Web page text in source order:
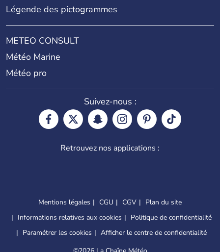
Légende des pictogrammes
METEO CONSULT
Météo Marine
Météo pro
Suivez-nous :
Retrouvez nos applications :
Mentions légales CGU CGV
Plan du site
Informations relatives aux cookies
Politique de confidentialité
Paramétrer les cookies
Afficher le centre de confidentialité